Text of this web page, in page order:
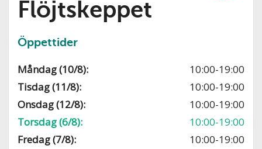
Flöjtskeppet
Öppettider
Måndag (10/8):
10:00-19:00
Tisdag (11/8):
10:00-19:00
Onsdag (12/8):
10:00-19:00
Torsdag (6/8):
10:00-19:00
Fredag (7/8):
10:00-19:00